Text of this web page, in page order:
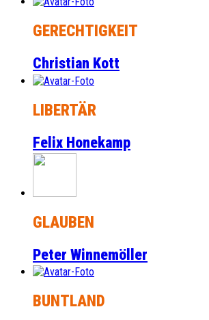
GERECHTIGKEIT
Christian Kott
LIBERTÄR
Felix Honekamp
GLAUBEN
Peter Winnemöller
BUNTLAND